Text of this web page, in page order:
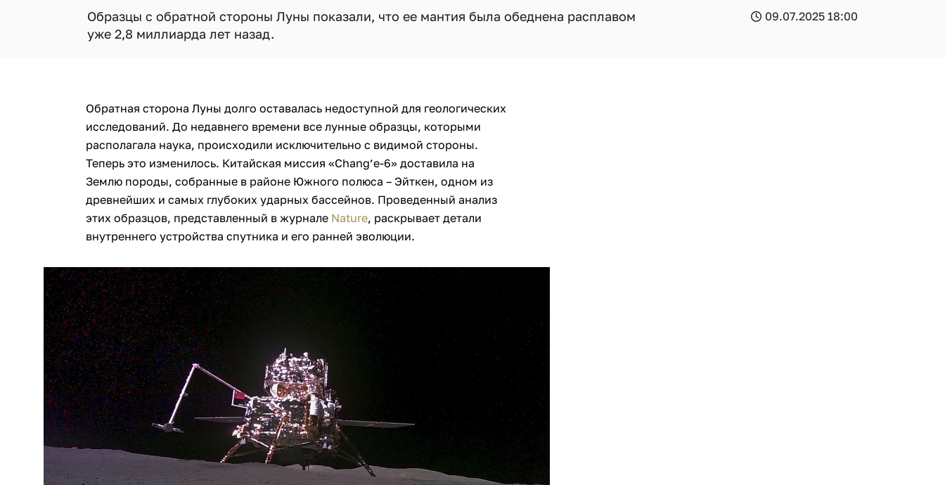
Образцы с обратной стороны Луны показали, что ее мантия была обеднена расплавом
уже 2,8 миллиарда лет назад.
09.07.2025 18:00
Обратная сторона Луны долго оставалась недоступной для геологических
исследований. До недавнего времени все лунные образцы, которыми
располагала наука, происходили исключительно с видимой стороны.
Теперь это изменилось. Китайская миссия «Chang’e-6» доставила на
Землю породы, собранные в районе Южного полюса – Эйткен, одном из
древнейших и самых глубоких ударных бассейнов. Проведенный анализ
этих образцов, представленный в журнале Nature, раскрывает детали
внутреннего устройства спутника и его ранней эволюции.